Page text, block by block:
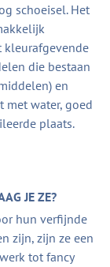
schoeisel. Het
kleurafgevende
die bestaan
en
met water, goed
plaats.
JE ZE?
hun verfijnde
zijn, zijn ze een
tot fancy